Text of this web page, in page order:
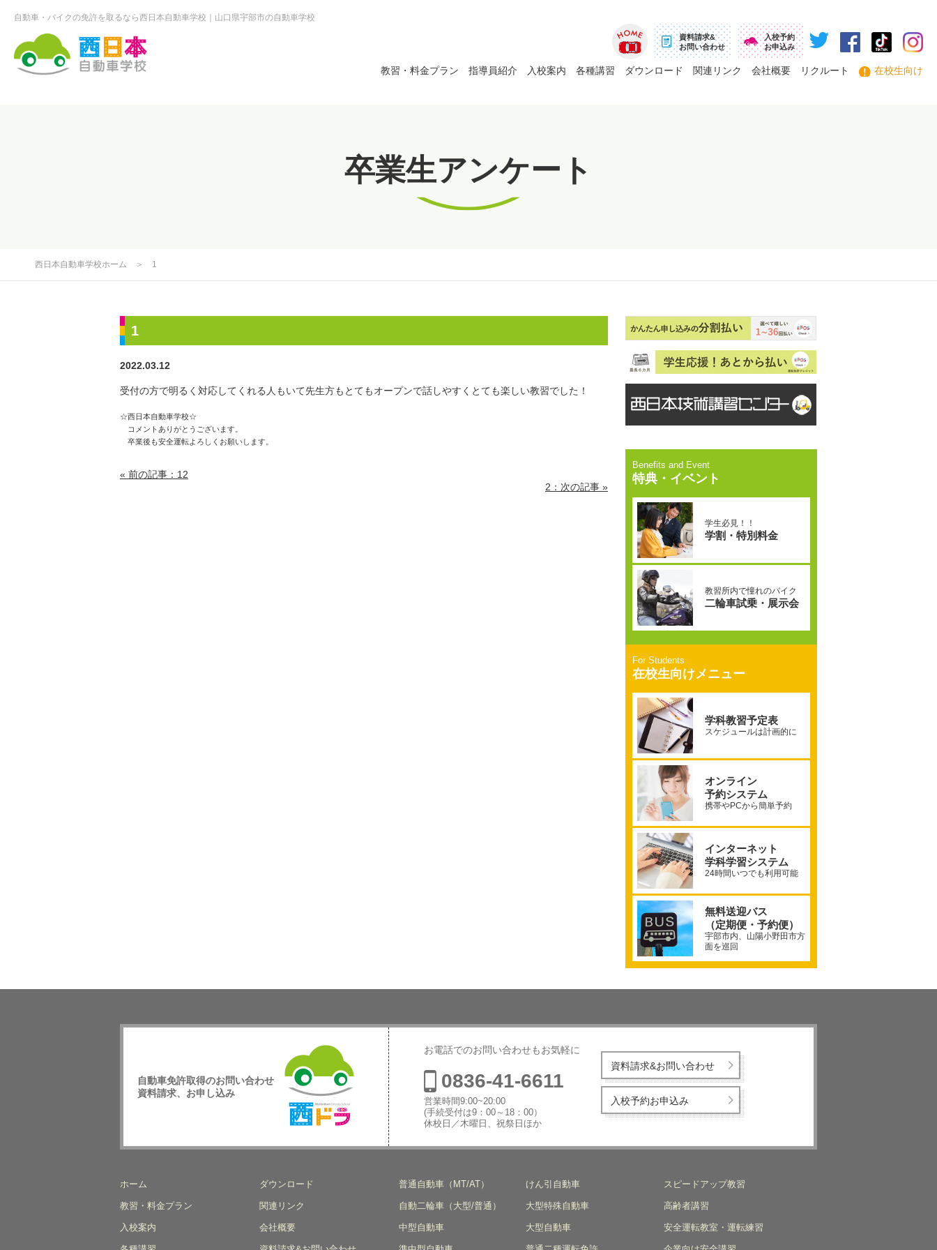
自動車・バイクの免許を取るなら西日本自動車学校 山口県宇部市の自動車学校
ホーム
資料請求&
お問い合わせ
入校予約
お申込み
教習・料金プラン 指導員紹介 入校案内 各種講習 ダウンロード 関連リンク 会社概要 リクルート 在校生向け
卒業生アンケート
西日本自動車学校ホーム ＞ 1
1
2022.03.12
受付の方で明るく対応してくれる人もいて先生方もとてもオープンで話しやすくとても楽しい教習でした！
☆西日本自動車学校☆
コメントありがとうございます。
卒業後も安全運転よろしくお願いします。
« 前の記事：12
2：次の記事 »
特典・イベント
学生必見！！
学割・特別料金
教習所内で憧れのバイク
二輪車試乗・展示会
在校生向けメニュー
学科教習予定表
スケジュールは計画的に
オンライン
予約システム
携帯やPCから簡単予約
インターネット
学科学習システム
24時間いつでも利用可能
無料送迎バス
（定期便・予約便）
宇部市内、山陽小野田市方
面を巡回
自動車免許取得のお問い合わせ
資料請求、お申し込み
校
お電話でのお問い合わせもお気軽に
0836-41-6611
営業時間9:00~20:00
(手続受付は9：00～18：00）
休校日／木曜日、祝祭日ほか
資料請求&お問い合わせ
入校予約お申込み
ホーム
教習・料金プラン
入校案内
ダウンロード
関連リンク
会社概要
普通自動車（MT/AT）
自動二輪車（大型/普通）
中型自動車
けん引自動車
大型特殊自動車
大型自動車
スピードアップ教習
高齢者講習
安全運転教室・運転練習